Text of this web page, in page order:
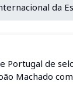
da
Portugal de
Machado